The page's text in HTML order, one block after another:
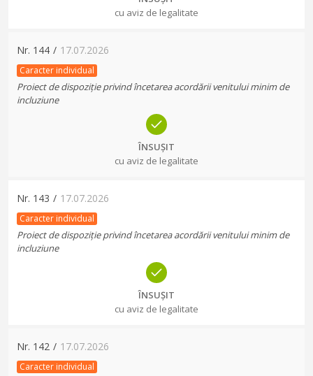
cu aviz de legalitate
Nr. 144 / 17.07.2026
Caracter individual
Proiect de dispoziție privind încetarea acordării venitului minim de
incluziune
ÎNSUȘIT
cu aviz de legalitate
Nr. 143 / 17.07.2026
Caracter individual
Proiect de dispoziție privind încetarea acordării venitului minim de
incluziune
ÎNSUȘIT
cu aviz de legalitate
Nr. 142 / 17.07.2026
Caracter individual